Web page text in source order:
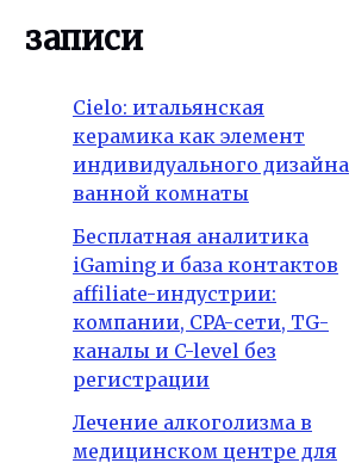
записи
Cielo: итальянская
керамика как элемент
индивидуального дизайна
ванной комнаты
Бесплатная аналитика
iGaming и база контактов
affiliate-индустрии:
компании, CPA-сети, TG-
каналы и C-level без
регистрации
Лечение алкоголизма в
медицинском центре для